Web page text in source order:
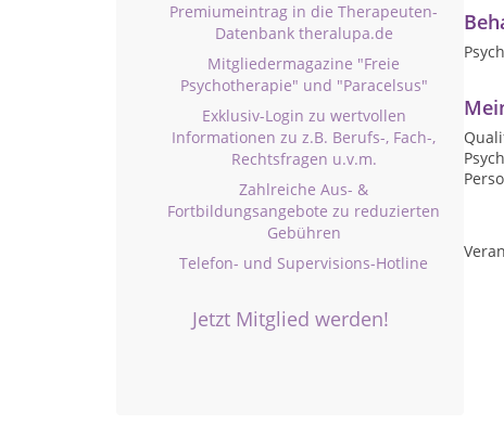
Premiumeintrag in die Therapeuten-
Datenbank theralupa.de
Mitgliedermagazine "Freie
Psychotherapie" und "Paracelsus"
Exklusiv-Login zu wertvollen
Informationen zu z.B. Berufs-, Fach-,
Rechtsfragen u.v.m.
Zahlreiche Aus- &
Fortbildungsangebote zu reduzierten
Gebühren
Telefon- und Supervisions-Hotline
Jetzt Mitglied werden!